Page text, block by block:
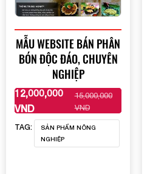
MẪU WEBSITE BÁN PHÂN
BÓN ĐỘC ĐÁO, CHUYÊN
NGHIỆP
12,000,000
VND
15,000,000
VND
XEM THÊM
TAG:
SẢN PHẨM NÔNG
NGHIỆP